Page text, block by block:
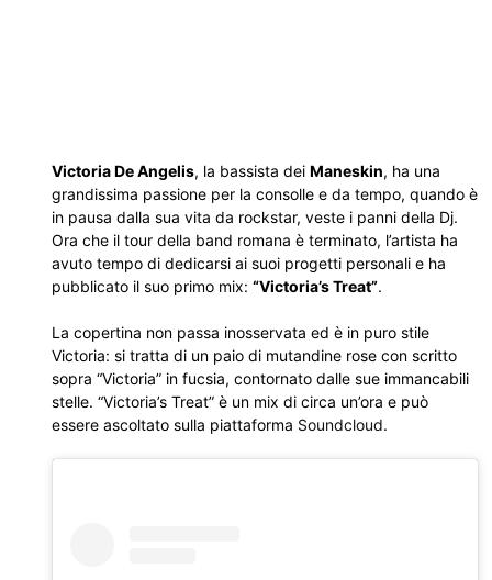
Victoria De Angelis, la bassista dei Maneskin, ha una
grandissima passione per la consolle e da tempo, quando è
in pausa dalla sua vita da rockstar, veste i panni della Dj.
Ora che il tour della band romana è terminato, l’artista ha
avuto tempo di dedicarsi ai suoi progetti personali e ha
pubblicato il suo primo mix: “Victoria’s Treat”.
La copertina non passa inosservata ed è in puro stile
Victoria: si tratta di un paio di mutandine rose con scritto
sopra “Victoria” in fucsia, contornato dalle sue immancabili
stelle. “Victoria’s Treat” è un mix di circa un’ora e può
essere ascoltato sulla piattaforma Soundcloud.